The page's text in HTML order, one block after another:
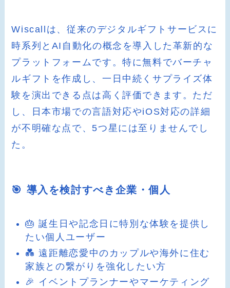
Wiscallは、従来のデジタルギフトサービスに
時系列とAI自動化の概念を導入した革新的な
プラットフォームです。特に無料でバーチャ
ルギフトを作成し、一日中続くサプライズ体
験を演出できる点は高く評価できます。ただ
し、日本市場での言語対応やiOS対応の詳細
が不明確な点で、5つ星には至りませんでし
た。
🎯 導入を検討すべき企業・個人
🎂 誕生日や記念日に特別な体験を提供し
たい個人ユーザー
💑 遠距離恋愛中のカップルや海外に住む
家族との繋がりを強化したい方
🎉 イベントプランナーやマーケティング